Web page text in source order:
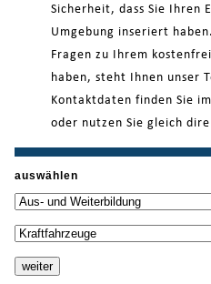
Sicherheit, dass Sie Ihren
Umgebung inseriert
Fragen zu Ihrem
haben, steht Ihnen unser
Kontaktdaten finden Sie im
oder nutzen Sie gleich
auswählen